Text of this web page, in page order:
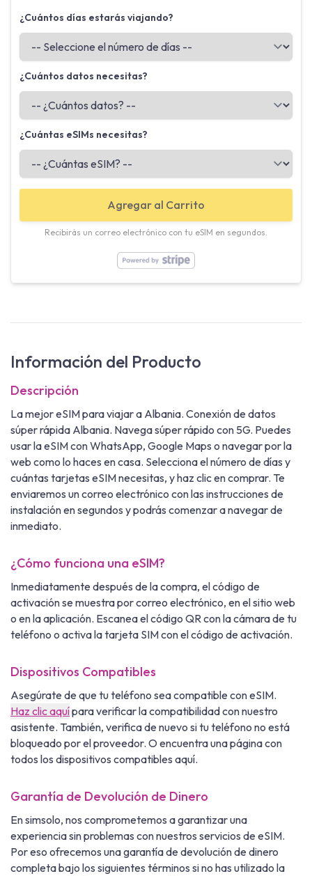
¿Cuántos días estarás viajando?
¿Cuántos datos necesitas?
¿Cuántas eSIMs necesitas?
Agregar al Carrito
Recibirás un correo electrónico con tu eSIM en segundos.
Información del Producto
Descripción
La mejor eSIM para viajar a Albania. Conexión de datos
súper rápida Albania. Navega súper rápido con 5G. Puedes
usar la eSIM con WhatsApp, Google Maps o navegar por la
web como lo haces en casa. Selecciona el número de días y
cuántas tarjetas eSIM necesitas, y haz clic en comprar. Te
enviaremos un correo electrónico con las instrucciones de
instalación en segundos y podrás comenzar a navegar de
inmediato.
¿Cómo funciona una eSIM?
Inmediatamente después de la compra, el código de
activación se muestra por correo electrónico, en el sitio web
o en la aplicación. Escanea el código QR con la cámara de tu
teléfono o activa la tarjeta SIM con el código de activación.
Dispositivos Compatibles
Asegúrate de que tu teléfono sea compatible con eSIM.
Haz clic aquípara verificar la compatibilidad con nuestro
asistente. También, verifica de nuevo si tu teléfono no está
bloqueado por el proveedor. O encuentra una página con
todos los dispositivos compatibles aquí.
Garantía de Devolución de Dinero
En simsolo, nos comprometemos a garantizar una
experiencia sin problemas con nuestros servicios de eSIM.
Por eso ofrecemos una garantía de devolución de dinero
completa bajo los siguientes términos si no has utilizado la